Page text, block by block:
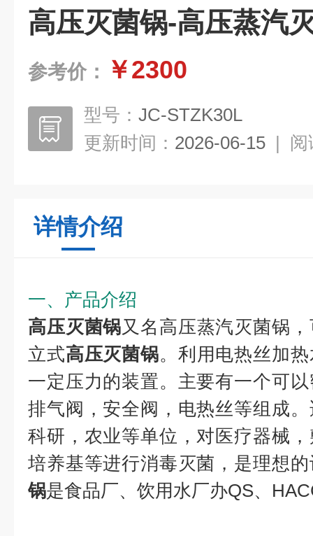
高压灭菌锅-高压蒸汽
参考价： ￥2300
型号： JC-STZK30L
更新时间： 2026-06-15 | 阅
详情介绍
一、产品介绍
高压灭菌锅又名高压蒸汽灭菌锅
立式高压灭菌锅。利用电热丝加
一定压力的装置。主要有一个可
排气阀，安全阀，电热丝等组成
科研，农业等单位，对医疗器械
培养基等进行消毒灭菌，是理想
锅是食品厂、饮用水厂办QS、